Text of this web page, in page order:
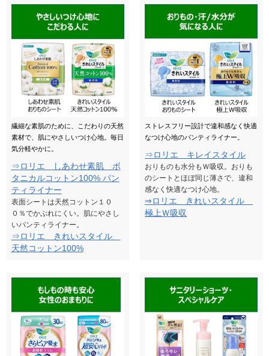
繊細な素肌のために、こだわりの天然
素材で、肌にやさしいつけ心地。毎日
気分軽やかに。
⇒ロリエ しあわせ素肌 ボ
タニカルコットン100% パン
ティライナー
表面シートは天然コットン１０
０％でかぶれにくい。肌にやさし
いパンティライナー。
⇒ロリエ きれいスタイル
天然コットン100%
ストレスフリー設計で違和感なく快適
なつけ心地のパンティライナー。
⇒ロリエ キレイスタイル
おりものも水分もＷ吸収。おりも
のシートとほぼ同じ薄さで、違和
感なく快適なつけ心地。
⇒ロリエ きれいスタイル
極上Ｗ吸収